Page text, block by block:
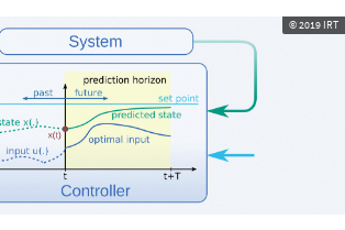
© 2019 IRT